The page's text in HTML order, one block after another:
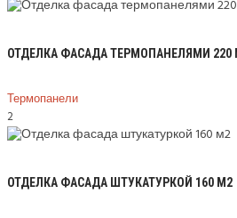
ОТДЕЛКА ФАСАДА ТЕРМОПАНЕЛЯМИ 220
Термопанели
2
ОТДЕЛКА ФАСАДА ШТУКАТУРКОЙ 160 М2